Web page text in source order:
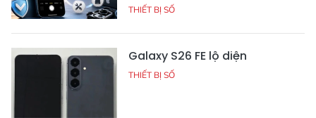
THIẾT BỊ SỐ
Galaxy S26 FE lộ diện
THIẾT BỊ SỐ